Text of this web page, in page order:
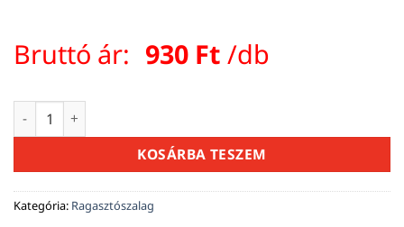
Bruttó ár: 930 Ft /db
PVC Mask mennyiség
KOSÁRBA TESZEM
Kategória: Ragasztószalag